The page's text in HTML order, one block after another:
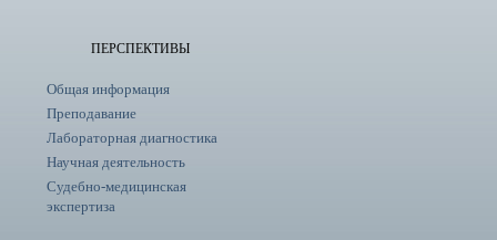
ПЕРСПЕКТИВЫ
Общая информация
Преподавание
Лабораторная диагностика
Научная деятельность
Судебно-медицинская
экспертиза